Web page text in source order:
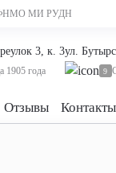
МИ РУДН
3, к. 3
1905 года
ул.
9
Отзывы Контакты